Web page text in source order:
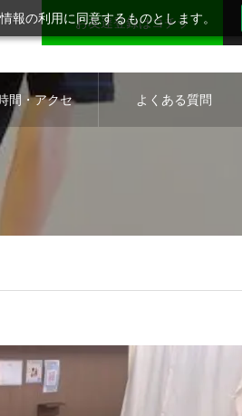
報の利用に同意するものとします。
お友達登録はコチラ
間・アクセ
ス
よくある質問